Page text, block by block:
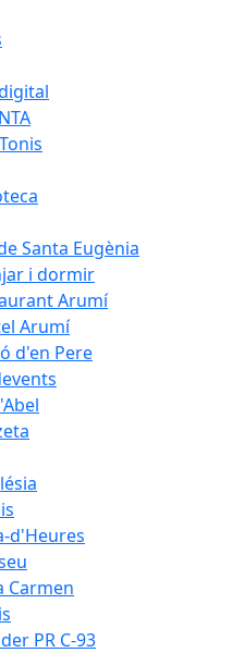
Santa Eugènia
i dormir
Arumí
Arumí
d'en Pere
d'Heures
Carmen
PR C-93